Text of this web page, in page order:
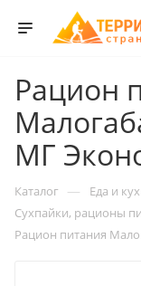
Рацион
МГ
Каталог — Еда и
Сухпайки, рационы
Рацион питания